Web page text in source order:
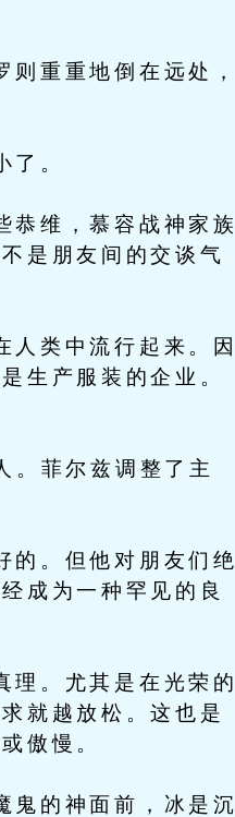
重重地倒在远处，
。
维，慕容战神家族
是朋友间的交谈气
类中流行起来。因
生产服装的企业。
菲尔兹调整了主
。但他对朋友们绝
成为一种罕见的良
。尤其是在光荣的
就越放松。这也是
傲慢。
的神面前，冰是沉